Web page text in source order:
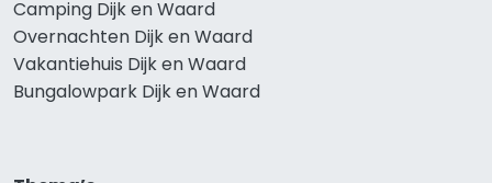
Camping Dijk en Waard
Overnachten Dijk en Waard
Vakantiehuis Dijk en Waard
Bungalowpark Dijk en Waard